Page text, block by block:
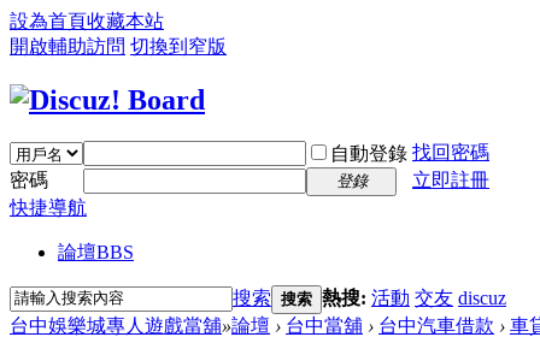
設為首頁收藏本站
開啟輔助訪問 切換到窄版
自動登錄 找回密碼
密碼
登錄
立即註冊
快捷導航
論壇BBS
搜索 搜索 熱搜: 活動 交友 discuz
台中娛樂城專人遊戲當舖»論壇 › 台中當舖 › 台中汽車借款 › 車